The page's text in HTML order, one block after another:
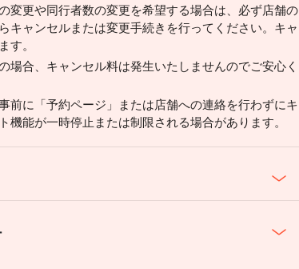
変更や同行者数の変更を希望する場合は、必ず店舗の
キャンセルまたは変更手続きを行ってください。キャ
す。
場合、キャンセル料は発生いたしませんのでご安心く
前に「予約ページ」または店舗への連絡を行わずにキ
機能が一時停止または制限される場合があります。